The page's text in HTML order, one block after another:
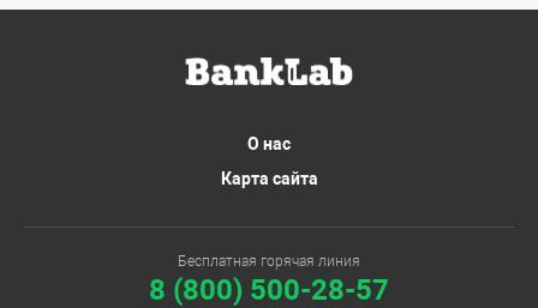
О нас
Карта сайта
Бесплатная горячая линия
8 (800) 500-28-57